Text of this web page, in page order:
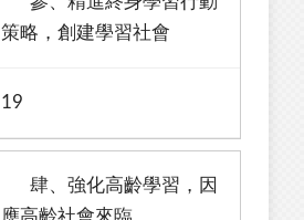
策略，創建學習社會
19
肆、強化高齡學習，因
應高齡社會來臨